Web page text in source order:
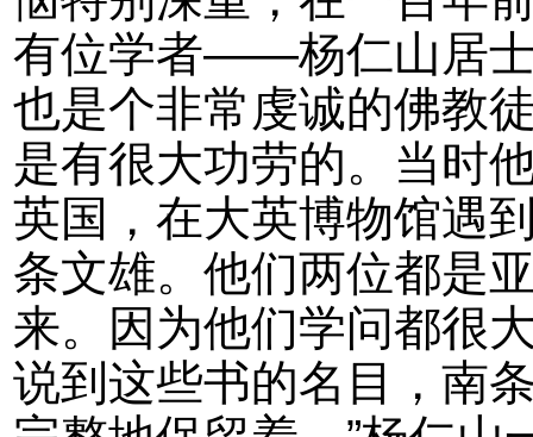
有位学者——杨仁山居
也是个非常虔诚的佛教
是有很大功劳的。当时
英国，在大英博物馆遇
条文雄。他们两位都是
来。因为他们学问都很
说到这些书的名目，南